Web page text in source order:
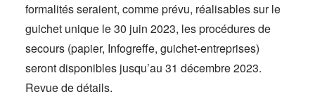
formalités seraient, comme prévu, réalisables sur le
guichet unique le 30 juin 2023, les procédures de
secours (papier, Infogreffe, guichet-entreprises)
seront disponibles jusqu’au 31 décembre 2023.
Revue de détails.